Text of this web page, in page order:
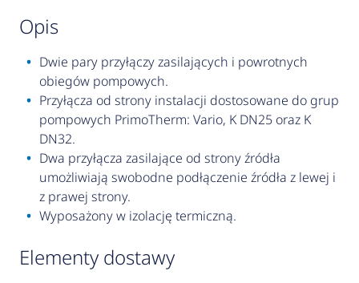
opis
Dwie pary przyłączy zasilających i powrotnych
obiegów pompowych.
Przyłącza od strony instalacji dostosowane do grup
pompowych PrimoTherm: Vario, K DN25 oraz K
DN32.
Dwa przyłącza zasilające od strony źródła
umożliwiają swobodne podłączenie źródła z lewej i
z prawej strony.
Wyposażony w izolację termiczną.
elementy dostawy